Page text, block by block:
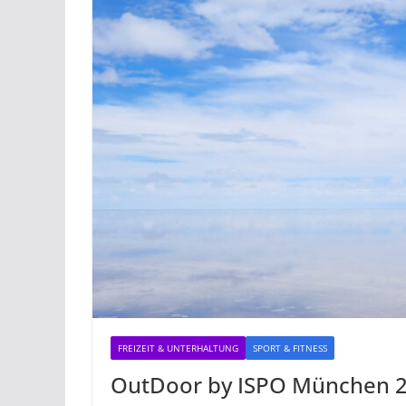
FREIZEIT & UNTERHALTUNG SPORT & FITNESS
OutDoor by ISPO München